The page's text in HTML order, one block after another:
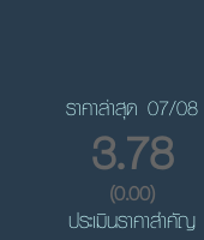
ราคาล่าสุด 07/08
3.78
(0.00)
ประเมินราคาสำคัญ